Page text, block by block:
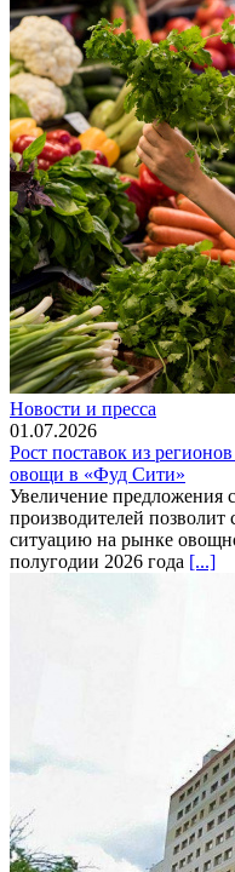
Новости и пресса
01.07.2026
Рост поставок из
овощи в «Фуд Сити»
Увеличение предложения
производителей
ситуацию на рынке
полугодии 2026 года [...]